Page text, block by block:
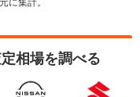
に集計。
相場を調べる